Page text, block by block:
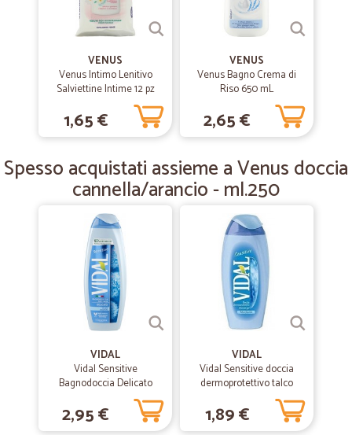
— Lucio M.
Puntualita' e cortesia
23/01/2019
Cinzia R.
Velocissimi nella spedizione ed…
VENUS
Venus Intimo Lenitivo
Salviettine Intime 12 pz
1,65 €
VENUS
Venus Bagno Crema di
Riso 650 mL
2,65 €
Spesso acquistati assieme a Venus doccia
cannella/arancio - ml.250
VIDAL
Vidal Sensitive
Bagnodoccia Delicato
Talco Liquido 500 ml
2,95 €
VIDAL
Vidal Sensitive doccia
dermoprotettivo talco
liquido 250 ml
1,89 €